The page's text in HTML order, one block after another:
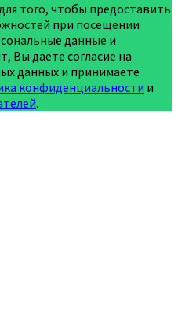
того, чтобы предоставить
при посещении
данные и
Вы даете согласие на
данных и принимаете
конфиденциальности и
.